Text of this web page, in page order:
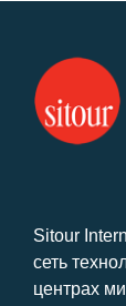
Sitour
сеть
центрах